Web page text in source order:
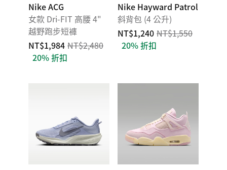
Nike ACG
女款 Dri-FIT 高腰 4"
越野跑步短褲
NT$1,984 NT$2,480
20% 折扣
Nike Hayward Patrol
斜背包 (4 公升)
NT$1,240 NT$1,550
20% 折扣